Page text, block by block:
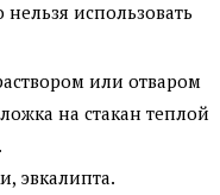
использовать
или отваром
на стакан теплой
эвкалипта.